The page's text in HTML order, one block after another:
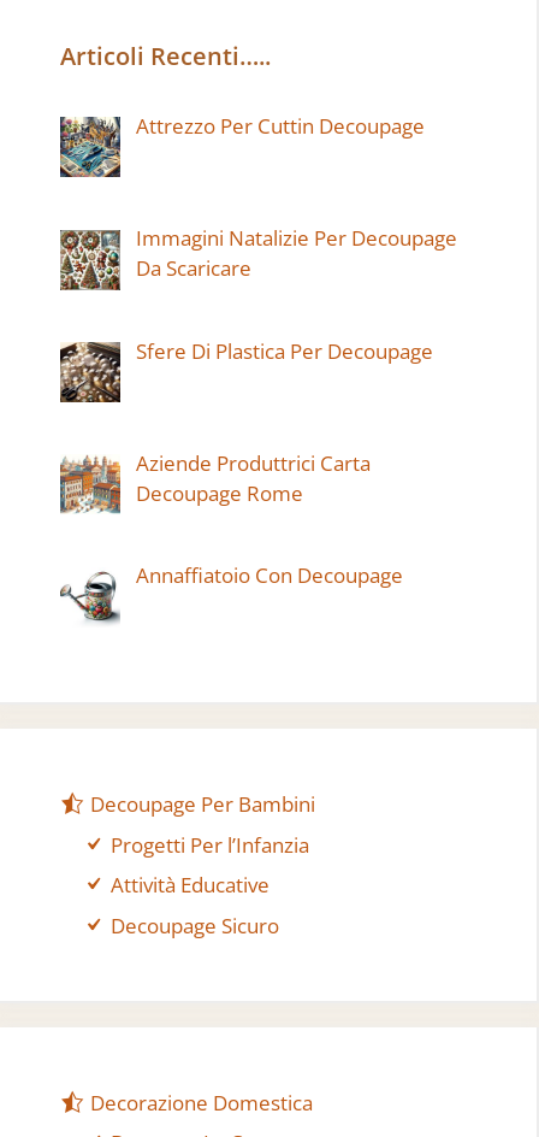
Articoli Recenti…..
Attrezzo Per Cuttin Decoupage
Immagini Natalizie Per Decoupage
Da Scaricare
Sfere Di Plastica Per Decoupage
Aziende Produttrici Carta
Decoupage Rome
Annaffiatoio Con Decoupage
Decoupage Per Bambini
Progetti Per l’Infanzia
Attività Educative
Decoupage Sicuro
Decorazione Domestica